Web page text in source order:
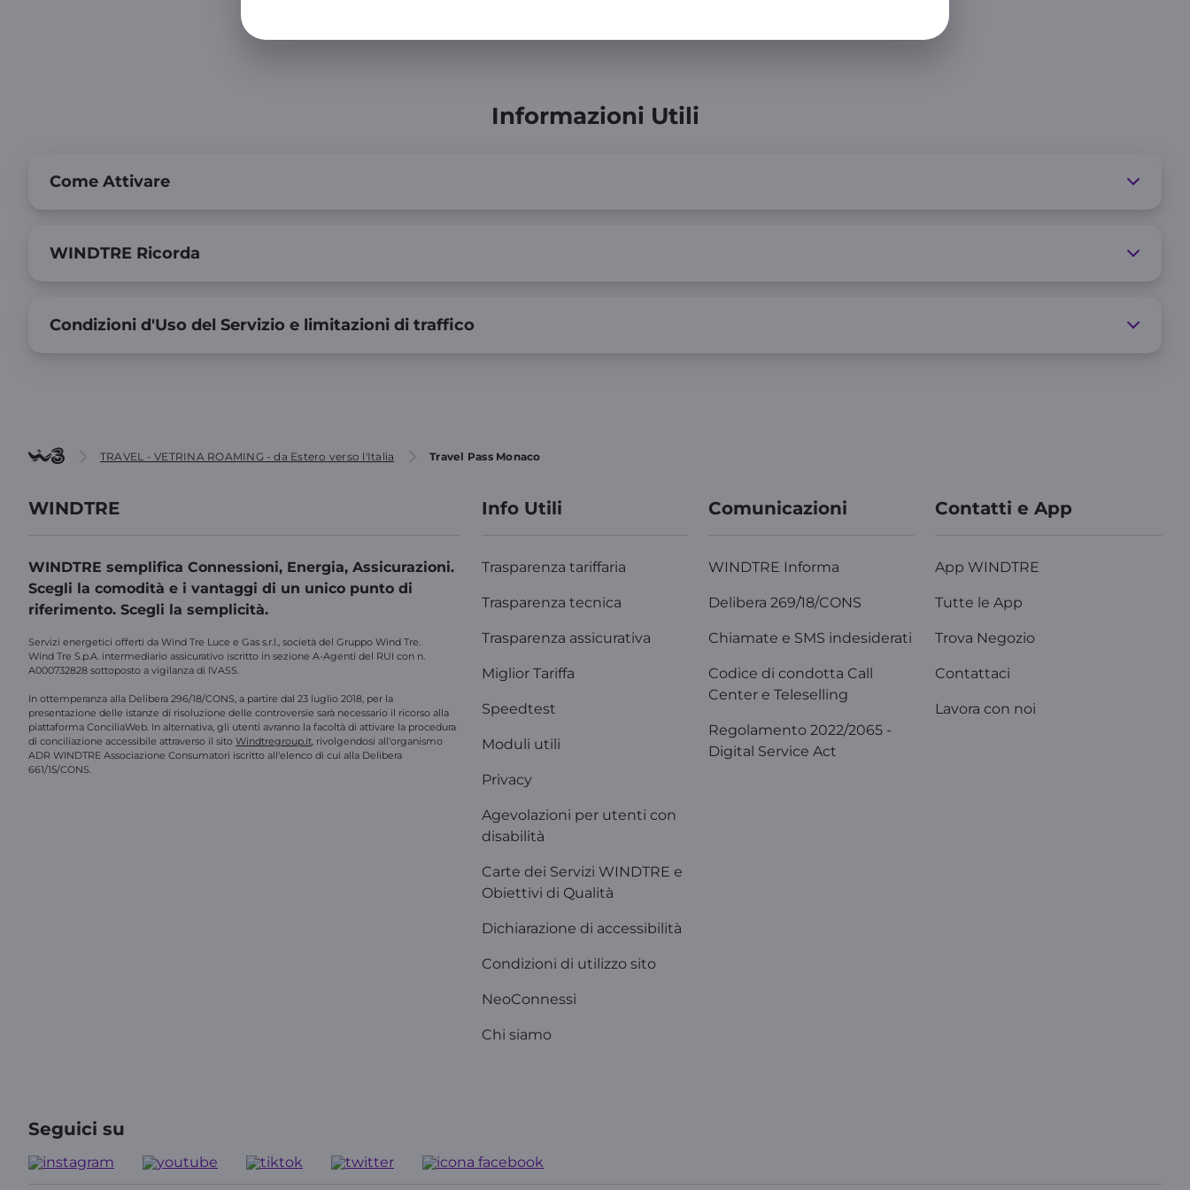
Informazioni Utili
Come Attivare
WINDTRE Ricorda
Condizioni d'Uso del Servizio e limitazioni di traffico
TRAVEL - VETRINA ROAMING - da Estero verso l'Italia Travel Pass Monaco
WINDTRE
WINDTRE semplifica Connessioni, Energia, Assicurazioni.
Scegli la comodità e i vantaggi di un unico punto di
riferimento. Scegli la semplicità.
Servizi energetici offerti da Wind Tre Luce e Gas s.r.l., società del Gruppo Wind Tre.
Wind Tre S.p.A. intermediario assicurativo iscritto in sezione A-Agenti del RUI con n.
A000732828 sottoposto a vigilanza di IVASS.
In ottemperanza alla Delibera 296/18/CONS, a partire dal 23 luglio 2018, per la
presentazione delle istanze di risoluzione delle controversie sarà necessario il ricorso alla
piattaforma ConciliaWeb. In alternativa, gli utenti avranno la facoltà di attivare la procedura
di conciliazione accessibile attraverso il sito Windtregroup.it, rivolgendosi all'organismo
ADR WINDTRE Associazione Consumatori iscritto all'elenco di cui alla Delibera
661/15/CONS.
Info Utili
Trasparenza tariffaria
Trasparenza tecnica
Trasparenza assicurativa
Miglior Tariffa
Speedtest
Moduli utili
Privacy
Agevolazioni per utenti con
disabilità
Carte dei Servizi WINDTRE e
Obiettivi di Qualità
Dichiarazione di accessibilità
Condizioni di utilizzo sito
NeoConnessi
Chi siamo
Comunicazioni
WINDTRE Informa
Delibera 269/18/CONS
Chiamate e SMS indesiderati
Codice di condotta Call
Center e Teleselling
Regolamento 2022/2065 -
Digital Service Act
Contatti e App
App WINDTRE
Tutte le App
Trova Negozio
Contattaci
Lavora con noi
Seguici su